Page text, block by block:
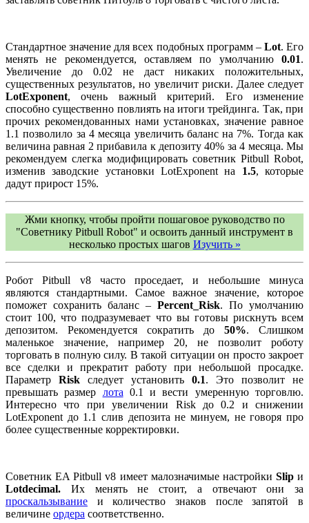
Стандартное значение для всех подобных программ – Lot. Его
менять не рекомендуется, оставляем по умолчанию 0.01.
Увеличение до 0.02 не даст никаких положительных,
существенных результатов, но увеличит риски. Далее следует
LotExponent, очень важный критерий. Его изменение
способно существенно повлиять на итоги трейдинга. Так, при
прочих рекомендованных нами установках, значение равное
1.1 позволило за 4 месяца увеличить баланс на 7%. Тогда как
величина равная 2 прибавила к депозиту 40% за 4 месяца. Мы
рекомендуем слегка модифицировать советник Pitbull Robot,
изменив заводские установки LotExponent на 1.5, которые
дадут прирост 15%.
Жми кнопку, чтобы пройти пошаговое руководство по
"Советнику Pitbull Robot" и освоить данный инструмент в
несколько простых шагов Изучить »
Робот Pitbull v8 часто проседает, и небольшие минуса
являются стандартными. Самое важное значение, которое
поможет сохранить баланс – Percent_Risk. По умолчанию
стоит 100, что подразумевает что вы готовы рискнуть всем
депозитом. Рекомендуется сократить до 50%. Слишком
маленькое значение, например 20, не позволит роботу
торговать в полную силу. В такой ситуации он просто закроет
все сделки и прекратит работу при небольшой просадке.
Параметр Risk следует установить 0.1. Это позволит не
превышать размер лота 0.1 и вести умеренную торговлю.
Интересно что при увеличении Risk до 0.2 и снижении
LotExponent до 1.1 слив депозита не минуем, не говоря про
более существенные корректировки.
Советник EA Pitbull v8 имеет малозначимые настройки Slipи
Lotdecimal. Их менять не стоит, а отвечают они за
проскальзывание и количество знаков после запятой в
величине ордера соответственно.